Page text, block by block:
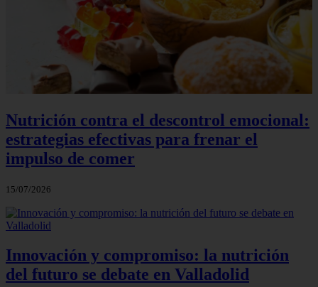
Nutrición contra el descontrol emocional:
estrategias efectivas para frenar el
impulso de comer
15/07/2026
Innovación y compromiso: la nutrición
del futuro se debate en Valladolid